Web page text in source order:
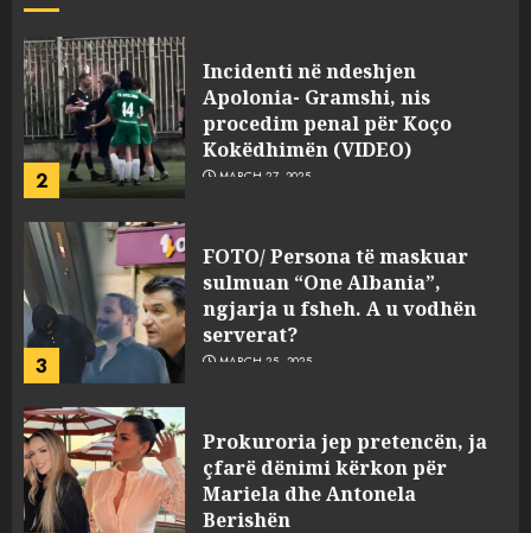
2
Incidenti në ndeshjen
Apolonia- Gramshi, nis
procedim penal për Koço
Kokëdhimën (VIDEO)
MARCH 27, 2025
3
FOTO/ Persona të maskuar
sulmuan “One Albania”,
ngjarja u fsheh. A u vodhën
serverat?
MARCH 25, 2025
Prokuroria jep pretencën, ja
çfarë dënimi kërkon për
Mariela dhe Antonela
Berishën